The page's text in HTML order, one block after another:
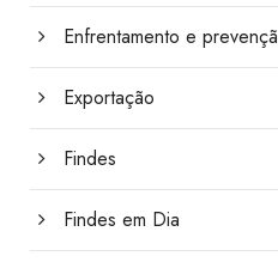
Enfrentamento e
Exportação
Findes
Findes em Dia